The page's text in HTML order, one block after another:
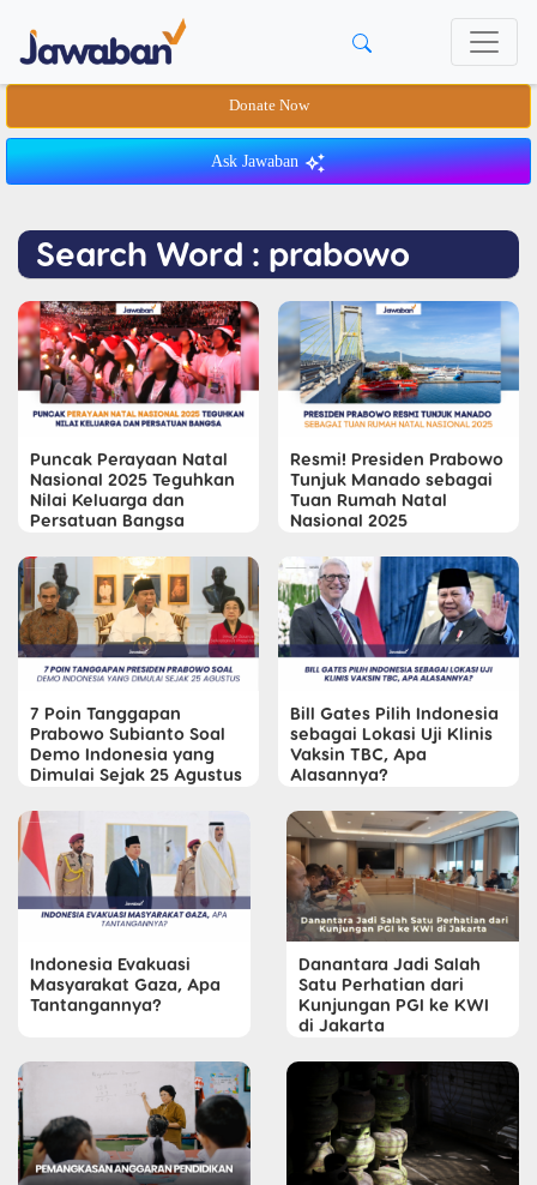
Donate Now
Ask Jawaban
Search Word : prabowo
Puncak Perayaan Natal
Nasional 2025 Teguhkan
Nilai Keluarga dan
Persatuan Bangsa
Resmi! Presiden Prabowo
Tunjuk Manado sebagai
Tuan Rumah Natal
Nasional 2025
7 Poin Tanggapan
Prabowo Subianto Soal
Demo Indonesia yang
Dimulai Sejak 25 Agustus
Bill Gates Pilih Indonesia
sebagai Lokasi Uji Klinis
Vaksin TBC, Apa
Alasannya?
Indonesia Evakuasi
Masyarakat Gaza, Apa
Tantangannya?
Danantara Jadi Salah
Satu Perhatian dari
Kunjungan PGI ke KWI
di Jakarta